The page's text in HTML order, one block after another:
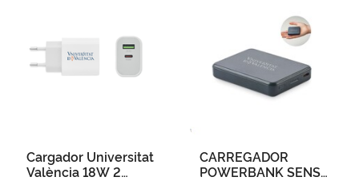
Cargador Universitat
València 18W 2
CARREGADOR
POWERBANK SENSE